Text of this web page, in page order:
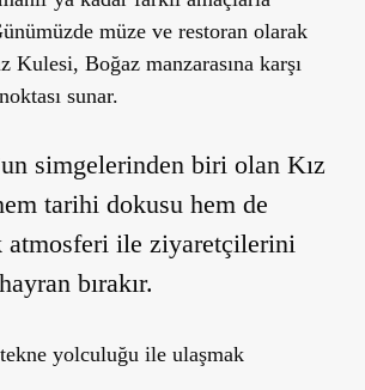
müze ve restoran olarak
Kulesi, Boğaz manzarasına karşı
sunar.
un simgelerinden biri olan Kız
tarihi dokusu hem de
atmosferi ile ziyaretçilerini
bırakır.
yolculuğu ile ulaşmak